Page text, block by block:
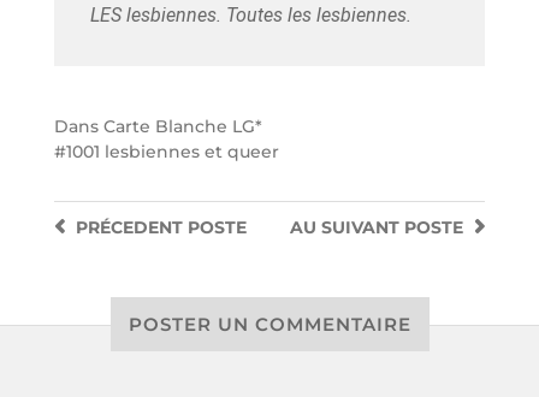
LES lesbiennes. Toutes les lesbiennes.
Dans Carte Blanche LG*
1001 lesbiennes et queer
AU SUIVANT POSTE
PRÉCEDENTPOSTE
POSTER UN COMMENTAIRE